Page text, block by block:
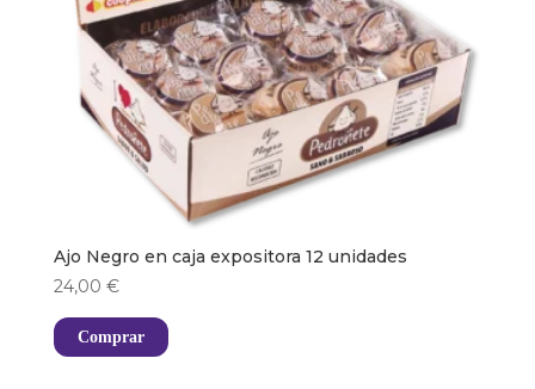
Ajo Negro en caja expositora 12 unidades
24,00 €
Comprar